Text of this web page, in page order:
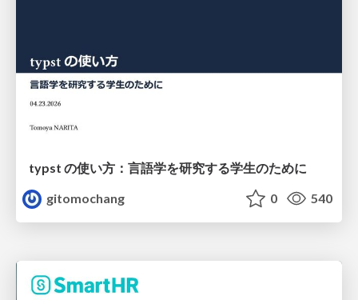
typst の使い方：言語学を研究する学生のために
gitomochang
0 540